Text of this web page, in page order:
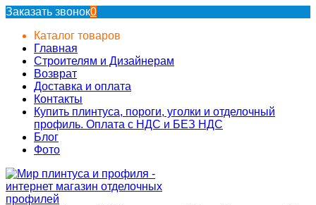
Заказать звонок0
Каталог товаров
Главная
Строителям и Дизайнерам
Возврат
Доставка и оплата
Контакты
Купить плинтуса, пороги, уголки и отделочный
профиль. Оплата с НДС и БЕЗ НДС
Блог
Фото